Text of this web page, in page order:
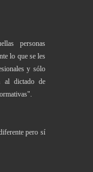
personas
lo que se les
y sólo
al dictado de
pero sí